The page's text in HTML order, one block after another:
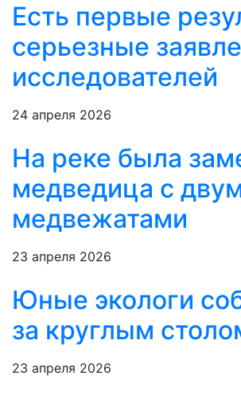
Есть первые
серьезные
исследователей
24 апреля 2026
На реке была
медведица с
медвежатами
23 апреля 2026
Юные экологи
за круглым
23 апреля 2026